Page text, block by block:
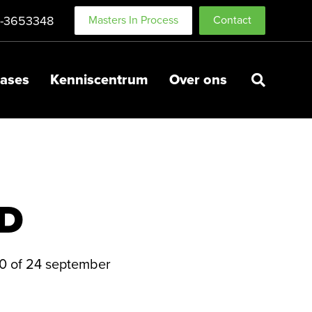
3653348 Masters In Process Contact
Kenniscentrum Over ons
of 24 september